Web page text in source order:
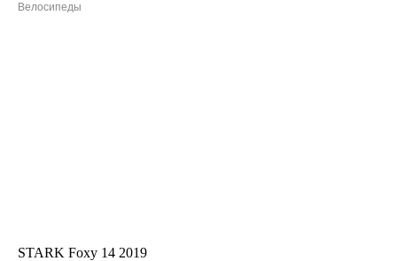
Велосипеды
STARK Foxy 14 2019